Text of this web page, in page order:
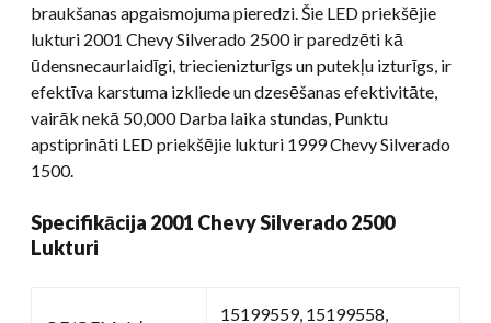
braukšanas apgaismojuma pieredzi. Šie LED priekšējie
lukturi 2001 Chevy Silverado 2500 ir paredzēti kā
ūdensnecaurlaidīgi, triecienizturīgs un putekļu izturīgs, ir
efektīva karstuma izkliede un dzesēšanas efektivitāte,
vairāk nekā 50,000 Darba laika stundas, Punktu
apstiprināti LED priekšējie lukturi 1999 Chevy Silverado
1500.
Specifikācija 2001 Chevy Silverado 2500
Lukturi
15199559, 15199558,